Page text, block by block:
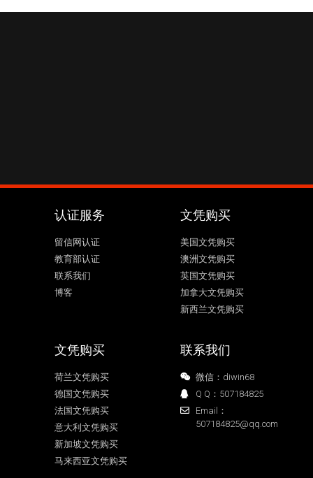
认证服务
留信网认证
教育部认证
联系我们
博客
文凭购买
美国文凭购买
澳洲文凭购买
英国文凭购买
加拿大文凭购买
新西兰文凭购买
文凭购买
荷兰文凭购买
德国文凭购买
法国文凭购买
意大利文凭购买
新加坡文凭购买
马来西亚文凭购买
联系我们
微信：diwin68
Q Q：507184825
Email：
507184825@qq.com